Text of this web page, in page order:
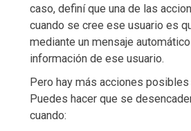
caso, definí que una de las
cuando se cree ese usuario es
mediante un mensaje
información de ese usuario.
Pero hay más acciones posibles
Puedes hacer que se
cuando: